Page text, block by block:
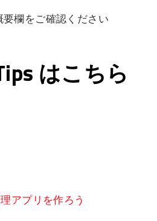
欄をご確認ください
はこちら
アプリを作ろう